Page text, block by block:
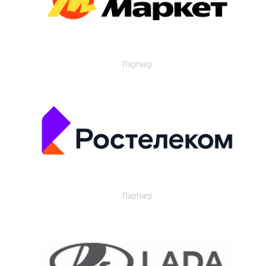
Партнер
Партнер